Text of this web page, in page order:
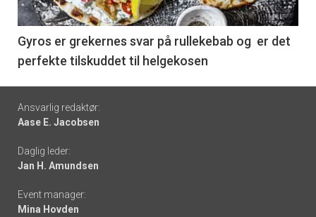
-
6
Gyros er grekernes svar på rullekebab og er det
perfekte tilskuddet til helgekosen
Footer
-
links
Ansvarlig redaktør:
Aase E. Jacobsen
Daglig leder:
Jan H. Amundsen
Event manager:
Mina Hovden